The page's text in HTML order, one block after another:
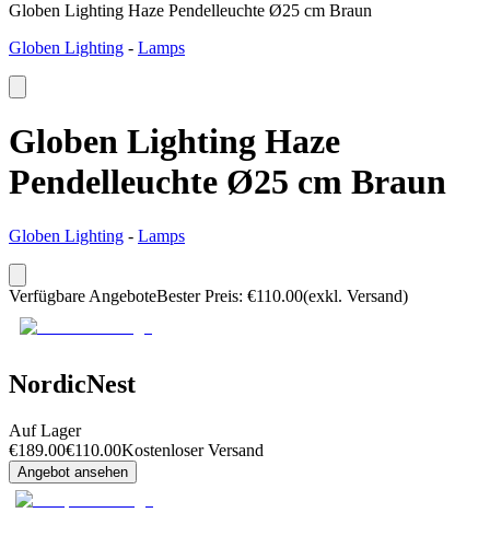
Globen Lighting Haze Pendelleuchte Ø25 cm Braun
Globen Lighting - Lamps
Globen Lighting Haze
Pendelleuchte Ø25 cm Braun
Globen Lighting - Lamps
Verfügbare AngeboteBester Preis: €110.00(exkl. Versand)
NordicNest
Auf Lager
€189.00€110.00Kostenloser Versand
Angebot ansehen